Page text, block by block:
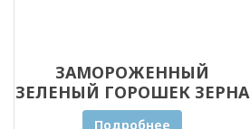
ЗАМОРОЖЕННЫЙ
ЗЕЛЕНЫЙ ГОРОШЕК ЗЕРНА
20 КГ
Подробнее